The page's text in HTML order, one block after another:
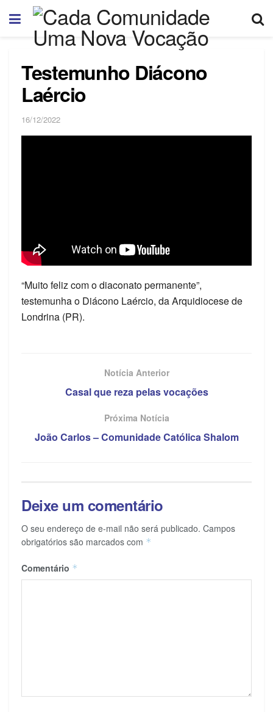
Testemunho Diácono
Laércio
16/12/2022
“Muito feliz com o diaconato permanente”,
testemunha o Diácono Laércio, da Arquidiocese de
Londrina (PR).
Notícia Anterior
Casal que reza pelas vocações
Próxima Notícia
João Carlos – Comunidade Católica Shalom
Deixe um comentário
O seu endereço de e-mail não será publicado. Campos
obrigatórios são marcados com *
Comentário *